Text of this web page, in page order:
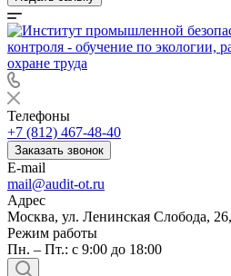
Телефоны
+7 (812) 467-48-40
Заказать звонок
E-mail
mail@audit-ot.ru
Адрес
Москва, ул. Ленинская Слобода,
Режим работы
Пн. – Пт.: с 9:00 до 18:00